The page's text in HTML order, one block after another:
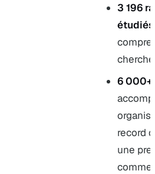
3 196
étudiés
6 000+
record
une
comme